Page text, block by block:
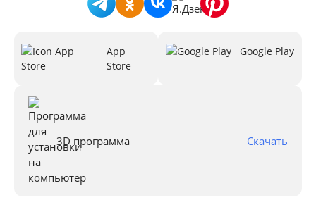
App
Store
Google Play
3D программа Скачать